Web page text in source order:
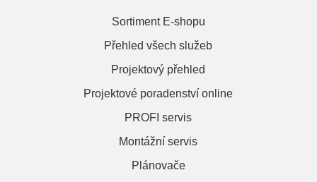
Sortiment E-shopu
Přehled všech služeb
Projektový přehled
Projektové poradenství online
PROFI servis
Montážní servis
Plánovače